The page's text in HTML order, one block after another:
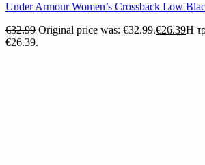
Under Armour Women’s Crossback Low
€32.99 Original price was: €32.99.€26.39Η
€26.39.